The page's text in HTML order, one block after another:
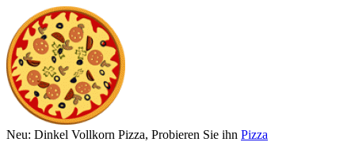
Neu: Dinkel Vollkorn Pizza, Probieren Sie ihn Pizza